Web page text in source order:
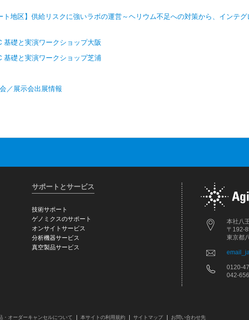
ト地区】供給リスクに強いラボの運営～ヘリウム不足への対策から、インテ
基礎と実演ワークショップ大阪
基礎と実演ワークショップ芝浦
／展示会出展情報
本社八
〒192-
東京都
0120-
042-
サポートとサービス
技術サポート
ゲノミクスのサポート
オンサイトサービス
分析機器サービス
真空製品サービス
・オーダーキャンセルについて 本サイトの利用規約 サイトマップ お問い合わせ先